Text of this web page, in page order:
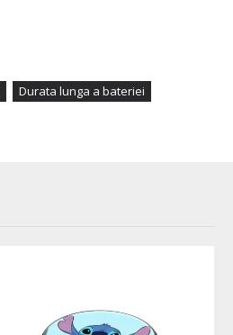
Durata lunga a bateriei